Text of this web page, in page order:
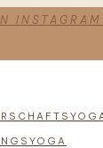
INSTAGRAM